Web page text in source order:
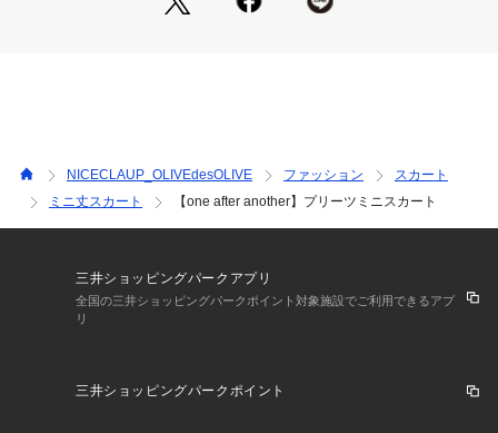
■オススメスタイリング
裏地：あり
伸縮性：ウエストあり
生地の厚さ：普通
＊＊＊＊＊＊＊＊＊＊＊＊＊＊＊＊＊＊＊＊＊＊＊
NICECLAUP_OLIVEdesOLIVE ファッション
スカート
ミニ丈スカート
【one after another】プリーツミニスカート
三井ショッピングパークアプリ
全国の三井ショッピングパークポイント対象施設でご利用できるアプ
リ
三井ショッピングパークポイント